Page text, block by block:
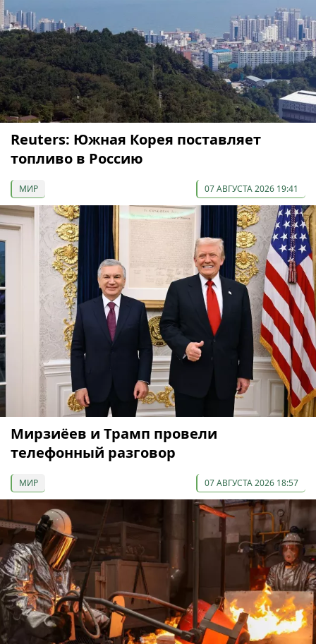
Reuters: Южная Корея поставляет
топливо в Россию
МИР 07 АВГУСТА 2026 19:41
Мирзиёев и Трамп провели
телефонный разговор
МИР 07 АВГУСТА 2026 18:57